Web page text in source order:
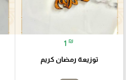
1 ₪
توزيعة رمضان كريم